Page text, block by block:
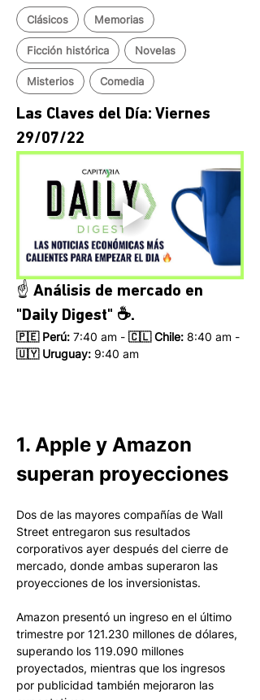
Clásicos Memorias
Ficción histórica Novelas
Misterios Comedia
Las Claves del Día: Viernes
29/07/22
☝️ Análisis de mercado en
"Daily Digest" ☕.
🇵🇪 Perú: 7:40 am - 🇨🇱 Chile: 8:40 am -
🇺🇾 Uruguay: 9:40 am
1. Apple y Amazon
superan proyecciones
Dos de las mayores compañías de Wall
Street entregaron sus resultados
corporativos ayer después del cierre de
mercado, donde ambas superaron las
proyecciones de los inversionistas.
Amazon presentó un ingreso en el último
trimestre por 121.230 millones de dólares,
superando los 119.090 millones
proyectados, mientras que los ingresos
por publicidad también mejoraron las